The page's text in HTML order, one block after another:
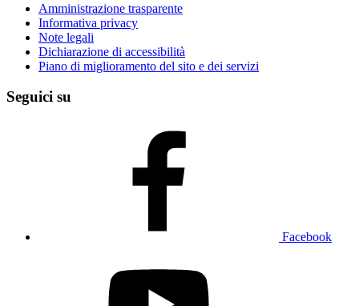
Amministrazione trasparente
Informativa privacy
Note legali
Dichiarazione di accessibilità
Piano di miglioramento del sito e dei servizi
Seguici su
Facebook